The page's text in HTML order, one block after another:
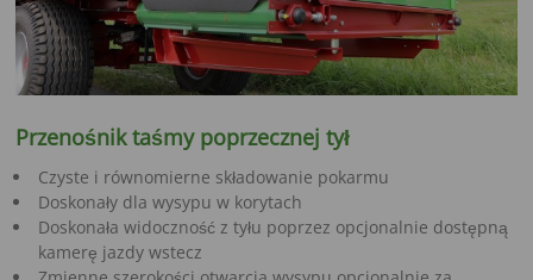
Przenośnik taśmy poprzecznej tył
Czyste i równomierne składowanie pokarmu
Doskonały dla wysypu w korytach
Doskonała widoczność z tyłu poprzez opcjonalnie dostępną
kamerę jazdy wstecz